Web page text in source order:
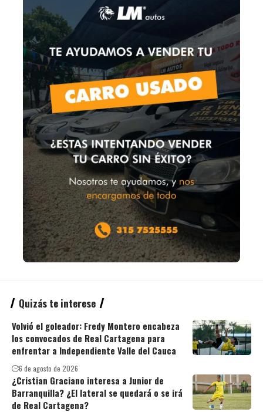
Quizás te interese
Volvió el goleador: Fredy Montero encabeza
los convocados de Real Cartagena para
enfrentar a Independiente Valle del Cauca
6 de agosto de 2026
¿Cristian Graciano interesa a Junior de
Barranquilla? ¿El lateral se quedará o se irá
de Real Cartagena?